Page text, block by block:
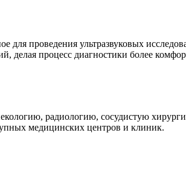
для проведения ультразвуковых
делая процесс диагностики более
радиологию, сосудистую
медицинских центров и клиник.